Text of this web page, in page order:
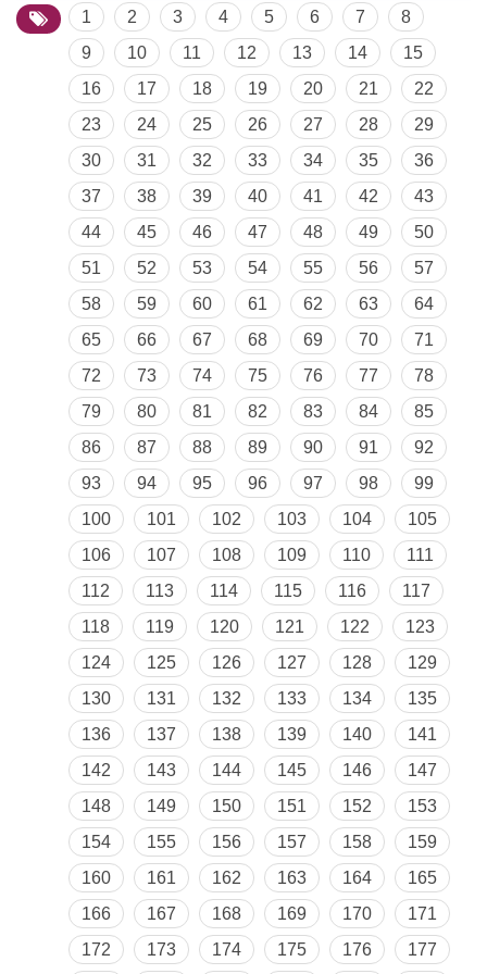
1 2 3 4 5 6 7
8
9
10 11 12 13 14
15
16
17 18 19 20 21
22
23
24 25 26 27 28
29
30
31 32 33 34 35
36
37
38 39 40 41 42
43
44
45 46 47 48 49
50
51
52 53 54 55 56
57
58
59 60 61 62 63
64
65
66 67 68 69 70
71
72
73 74 75 76 77
78
79
80 81 82 83 84
85
86
87 88 89 90 91
92
93
94 95 96 97 98
99
100
101 102 103 104
105
106
107 108 109 110
111
112
113 114 115 116
117
118
119 120 121 122
123
124
125 126 127 128
129
130
131 132 133 134
135
136
137 138 139 140
141
142
143 144 145 146
147
148
149 150 151 152
153
154
155 156 157 158
159
160
161 162 163 164
165
166
167 168 169 170
171
172
173 174 175 176 177